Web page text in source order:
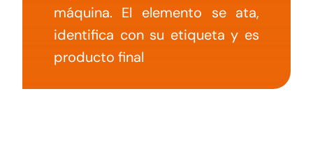
máquina. El elemento se ata,
identifica con su etiqueta y es
producto final